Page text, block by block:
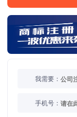
我需要：
手机号：